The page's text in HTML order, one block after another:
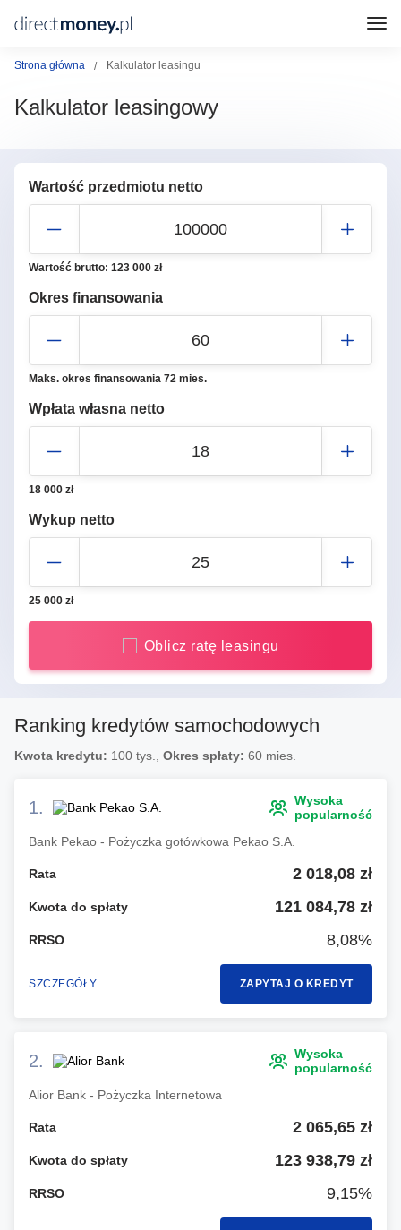
Strona główna Kalkulator leasingu
Kalkulator leasingowy
Wartość przedmiotu netto
Wartość brutto: 123 000 zł
Okres finansowania
Maks. okres finansowania 72 mies.
Wpłata własna netto
18 000 zł
Wykup netto
25 000 zł
Oblicz ratę leasingu
Ranking kredytów samochodowych
Kwota kredytu: 100 tys., Okres spłaty: 60 mies.
1.
Wysoka
popularność
Bank Pekao - Pożyczka gotówkowa Pekao S.A.
RRSO 8,08%
Rata 2 018,08 zł
Kwota do spłaty 121 084,78 zł
SZCZEGÓŁY ZAPYTAJ O KREDYT
2.
Wysoka
popularność
Alior Bank - Pożyczka Internetowa
RRSO 9,15%
Rata 2 065,65 zł
Kwota do spłaty 123 938,79 zł